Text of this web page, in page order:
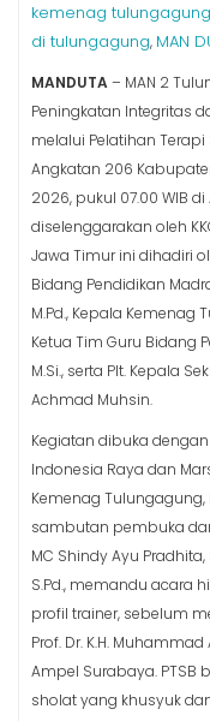
kemenag tulungagung
di tulungagung, MAN
MANDUTA– MAN 2
Peningkatan Integritas
melalui Pelatihan Terapi
Angkatan 206
2026, pukul 07.00 WIB
diselenggarakan oleh
Jawa Timur ini dihadiri
Bidang Pendidikan
M.Pd., Kepala Kemenag
Ketua Tim Guru Bidang
M.Si., serta Plt. Kepala
Achmad Muhsin.
Kegiatan dibuka
Indonesia Raya dan
Kemenag Tulungagung,
sambutan pembuka
MC Shindy Ayu Pradhita,
S.Pd., memandu acara
profil trainer, sebelum
Prof. Dr. K.H. Muhammad
Ampel Surabaya.
sholat yang khusyuk